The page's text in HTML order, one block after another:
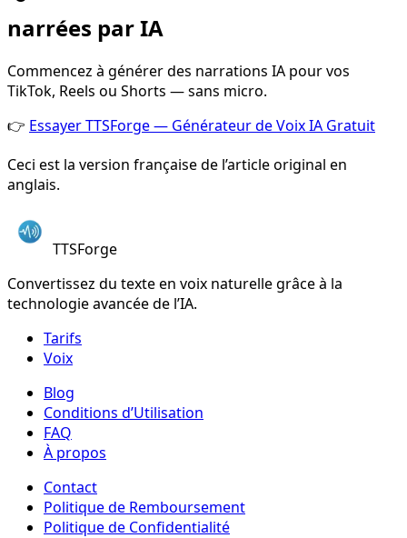
narrées par IA
Commencez à générer des narrations IA pour vos
TikTok, Reels ou Shorts — sans micro.
👉 Essayer TTSForge — Générateur de Voix IA Gratuit
Ceci est la version française de l’article original en
anglais.
TTSForge
Convertissez du texte en voix naturelle grâce à la
technologie avancée de l’IA.
Tarifs
Voix
Blog
Conditions d’Utilisation
FAQ
À propos
Contact
Politique de Remboursement
Politique de Confidentialité